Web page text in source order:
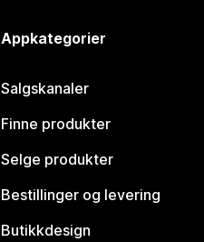
Appkategorier
Salgskanaler
Finne produkter
Selge produkter
Bestillinger og levering
Butikkdesign